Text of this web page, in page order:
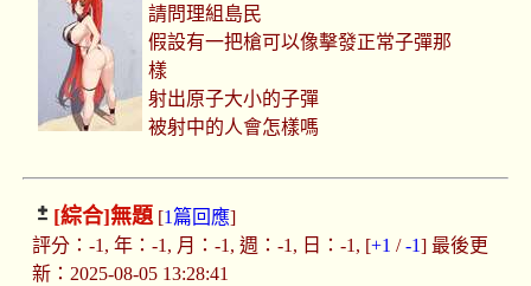
請問理組島民
假設有一把槍可以像擊發正常子彈那
樣
射出原子大小的子彈
被射中的人會怎樣嗎
[綜合]無題[1篇回應]
評分：-1, 年：-1, 月：-1, 週：-1, 日：-1, [+1 /-1] 最後更
新：2025-08-05 13:28:41